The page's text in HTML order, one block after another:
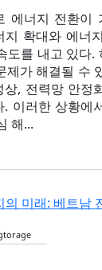
에너지 전환이
지 확대와 에너
도를 내고 있다.
제가 해결될 수
상, 전력망 안정
. 이러한 상황에
해...
의 미래: 베트남